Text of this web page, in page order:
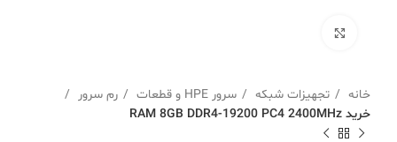
خانه تجهیزات شبکه سرور HPE و قطعات
رم سرور
خرید RAM 8GB DDR4-19200 PC4 2400MHz